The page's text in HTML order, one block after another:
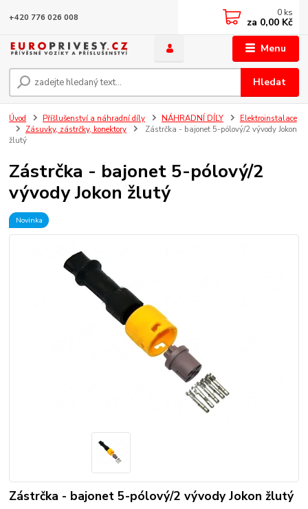
Menu
Hledat
+420 776 026 008 0 ks
za 0,00 Kč
Úvod Příšlušenství a náhradní díly NÁHRADNÍ DÍLY
Elektroinstalace
Zásuvky, zástrčky, konektory
Zástrčka - bajonet 5-pólový/2 vývody Jokon
žlutý
Zástrčka - bajonet 5-pólový/2
vývody Jokon žlutý
Novinka
Zástrčka - bajonet 5-pólový/2 vývody Jokon žlutý